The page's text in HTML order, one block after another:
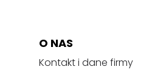
O NAS
Kontakt i dane firmy